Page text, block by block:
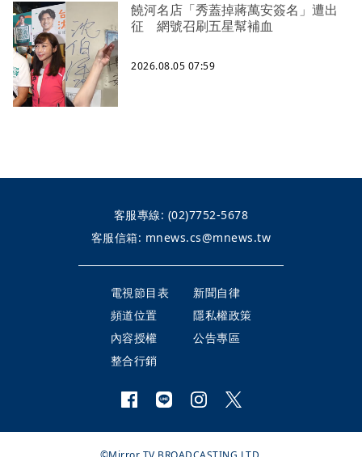
饒河名店「秀蓋掉蔣萬安簽名」遭出
征 網號召刷五星幫補血
2026.08.05 07:59
客服專線: (02)7752-5678
客服信箱: mnews.cs@mnews.tw
電視節目表
新聞自律
頻道位置
隱私權政策
內容授權
公告專區
整合行銷